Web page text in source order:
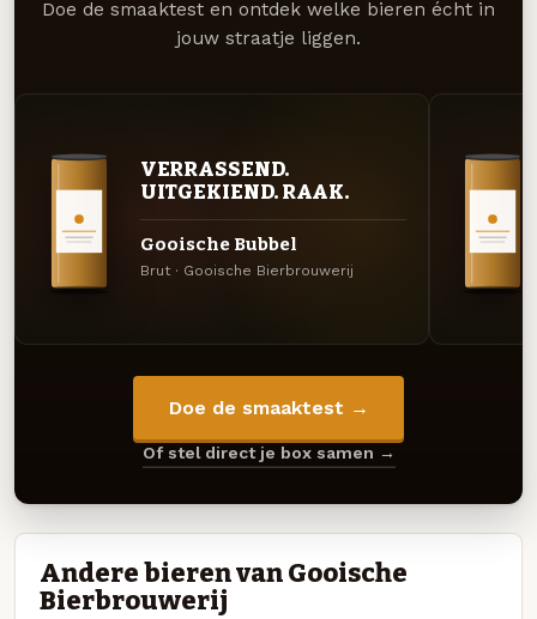
Doe de smaaktest en ontdek welke bieren écht in
jouw straatje liggen.
VERRASSEND.
UITGEKIEND. RAAK.
Gooische Bubbel
Brut · Gooische Bierbrouwerij
Doe de smaaktest →
Of stel direct je box samen →
Andere bieren van Gooische
Bierbrouwerij